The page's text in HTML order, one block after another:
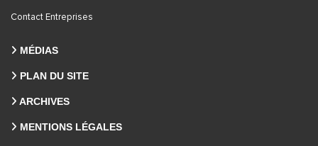
Contact Entreprises
MÉDIAS
PLAN DU SITE
ARCHIVES
MENTIONS LÉGALES